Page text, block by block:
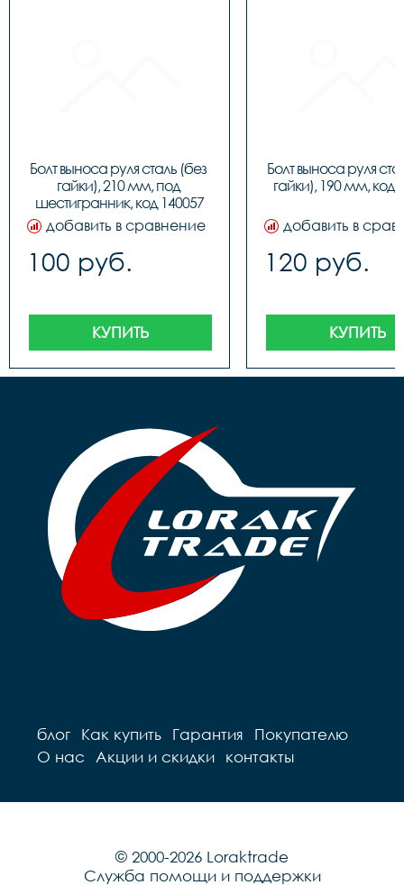
Болт выноса руля сталь (без
гайки), 210 мм, под
шестигранник, код 140057
добавить в сравнение
100 руб.
КУПИТЬ
Болт выноса руля
гайки), 190 мм, код
добавить в
120 руб.
КУПИТЬ
блог Как купить Гарантия
Покупателю
О нас
Акции и скидки контакты
© 2000-2026 Loraktrade
Служба помощи и поддержки